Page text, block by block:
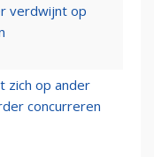
verdwijnt op
zich op ander
concurreren